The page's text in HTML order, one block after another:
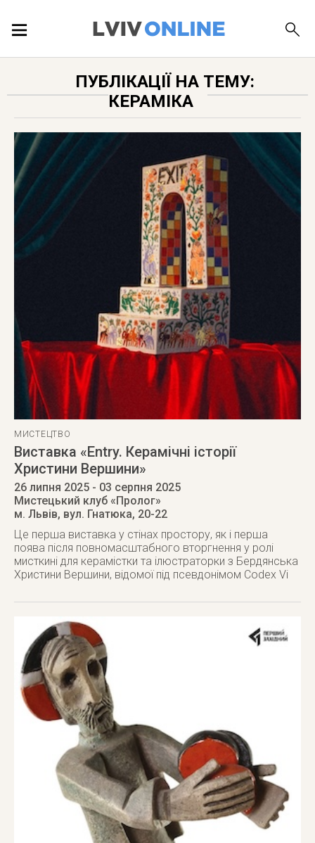
ПУБЛІКАЦІЇ
ДОВІДКА
ПУБЛІКАЦІЇ НА ТЕМУ:
КЕРАМІКА
МИСТЕЦТВО
Виставка «Entry. Керамічні історії
Христини Вершини»
26 липня 2025 - 03 серпня 2025
Мистецький клуб «Пролог»
м. Львів, вул. Гнатюка, 20-22
Це перша виставка у стінах простору, як і перша
поява після повномасштабного вторгнення у ролі
мисткині для керамістки та ілюстраторки з Бердянська
Христини Вершини, відомої під псевдонімом Codex Vі